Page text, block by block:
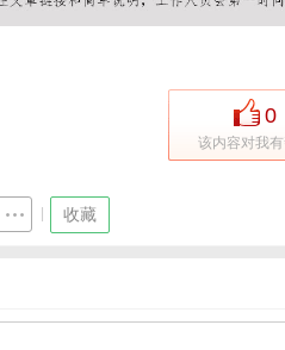
0
该内容对我
收藏